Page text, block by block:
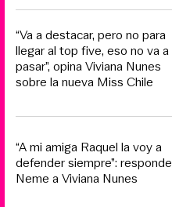
“Va a destacar, pero no para
llegar al top five, eso no va a
pasar”, opina Viviana Nunes
sobre la nueva Miss Chile
“A mi amiga Raquel la voy a
defender siempre”: responde
Neme a Viviana Nunes